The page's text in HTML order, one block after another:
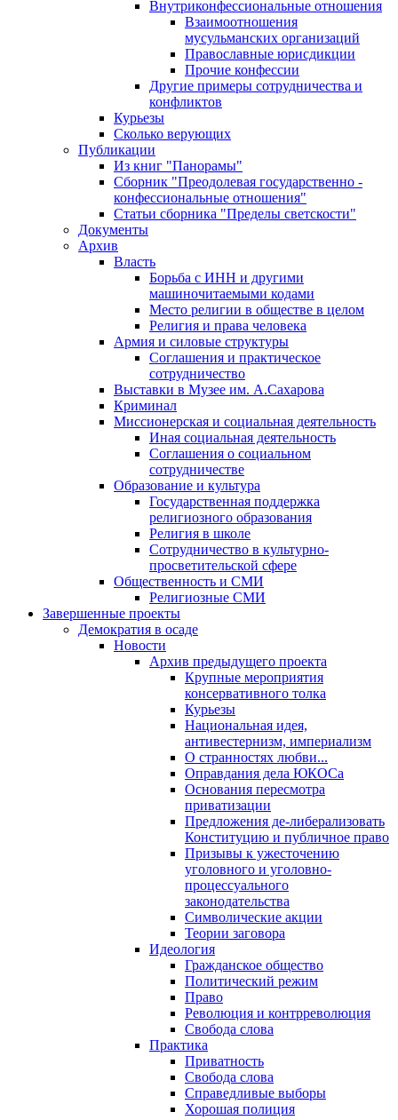
Внутриконфессиональные отношения
Взаимоотношения
мусульманских организаций
Православные юрисдикции
Прочие конфессии
Другие примеры сотрудничества и
конфликтов
Курьезы
Сколько верующих
Публикации
Из книг "Панорамы"
Сборник "Преодолевая государственно -
конфессиональные отношения"
Статьи сборника "Пределы светскости"
Документы
Архив
Власть
Борьба с ИНН и другими
машиночитаемыми кодами
Место религии в обществе в целом
Религия и права человека
Армия и силовые структуры
Соглашения и практическое
сотрудничество
Выставки в Музее им. А.Сахарова
Криминал
Миссионерская и социальная деятельность
Иная социальная деятельность
Соглашения о социальном
сотрудничестве
Образование и культура
Государственная поддержка
религиозного образования
Религия в школе
Сотрудничество в культурно-
просветительской сфере
Общественность и СМИ
Религиозные СМИ
Завершенные проекты
Демократия в осаде
Новости
Архив предыдущего проекта
Крупные мероприятия
консервативного толка
Курьезы
Национальная идея,
антивестернизм, империализм
О странностях любви...
Оправдания дела ЮКОСа
Основания пересмотра
приватизации
Предложения де-либерализовать
Конституцию и публичное право
Призывы к ужесточению
уголовного и уголовно-
процессуального
законодательства
Символические акции
Теории заговора
Идеология
Гражданское общество
Политический режим
Право
Революция и контрреволюция
Свобода слова
Практика
Приватность
Свобода слова
Справедливые выборы
Хорошая полиция